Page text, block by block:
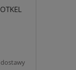
dostawy